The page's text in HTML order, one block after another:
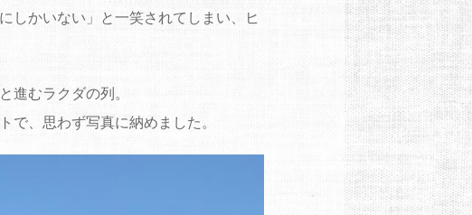
しかいない」と一笑されてしまい、ヒ
進むラクダの列。
で、思わず写真に納めました。